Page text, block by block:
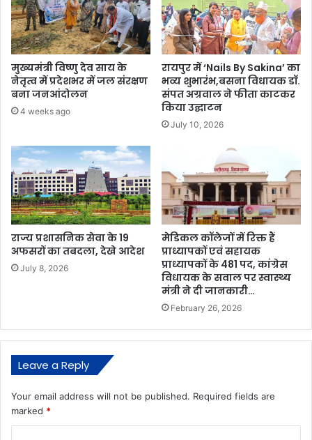
मुख्यमंत्री विष्णु देव साय के
नेतृत्व में प्रदेशभर में जल संरक्षण
बना जनआंदोलन
4 weeks ago
रायपुर में ‘Nails By Sakina’ का
भव्य शुभारंभ,बसना विधायक डॉ.
संपत अग्रवाल ने फीता काटकर
किया उद्घाटन
July 10, 2026
राज्य प्रशासनिक सेवा के 19
अफसरों का तबदला, देखे आदेश
July 8, 2026
मेडिकल कॉलेजों में रिक्त हैं
प्राध्यापकों एवं सहायक
प्राध्यापकों के 481 पद, कांग्रेस
विधायक के सवाल पर स्वास्थ्य
मंत्री ने दी जानकारी…
February 26, 2026
Leave a Reply
Your email address will not be published. Required fields are
marked *